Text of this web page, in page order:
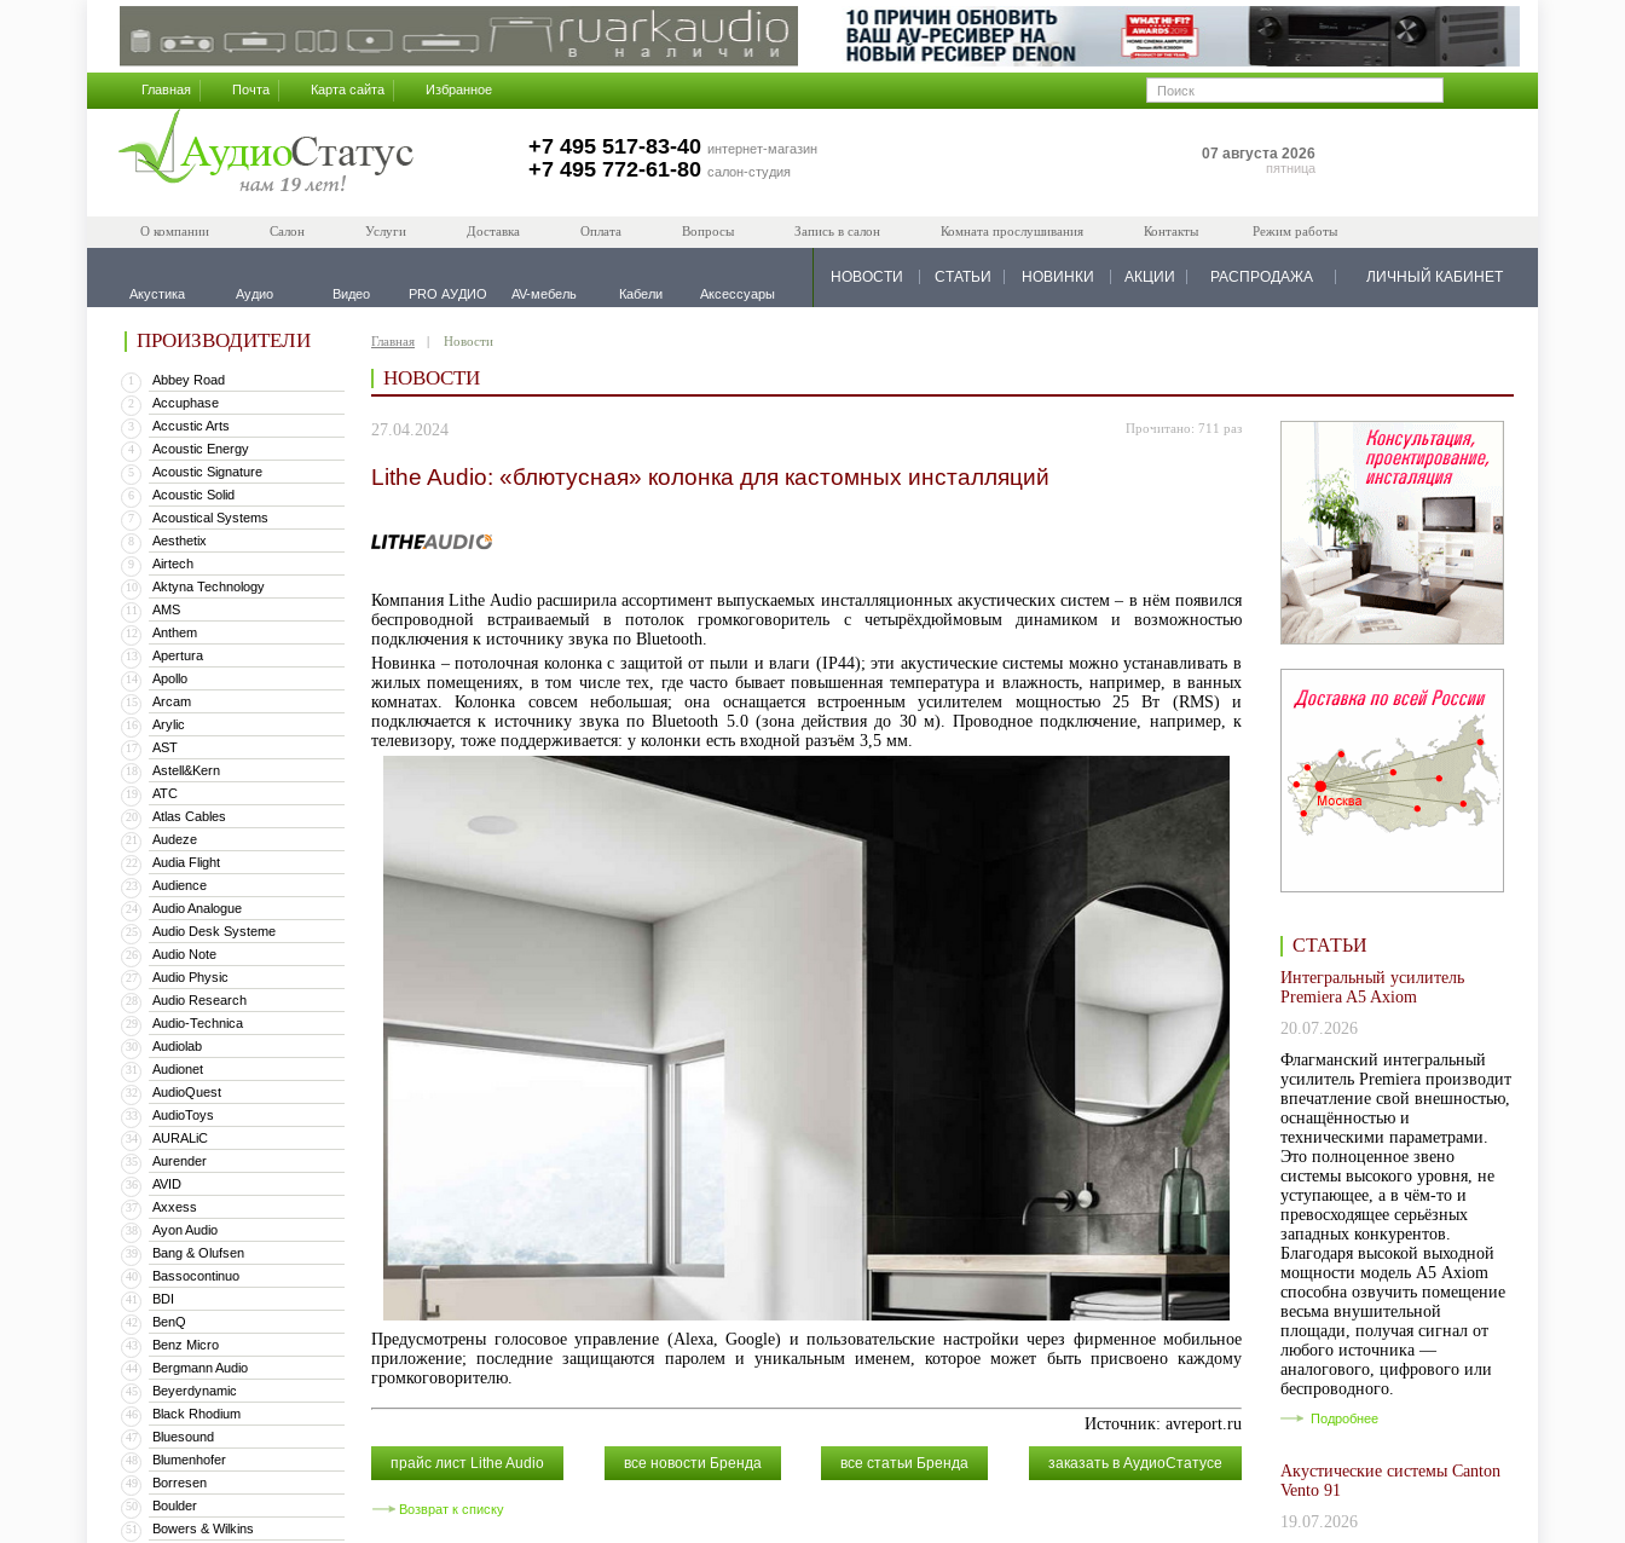
Главная Почта Карта сайта Избранное
+7 495 517-83-40 интернет-магазин
+7 495 772-61-80 салон-студия
07 августа 2026
пятница
О компании Салон Услуги Доставка Оплата Вопросы Запись в салон Комната прослушивания Контакты Режим работы
Акустика Аудио Видео PRO АУДИО AV-мебель Кабели Аксессуары
НОВОСТИ СТАТЬИ НОВИНКИ АКЦИИ РАСПРОДАЖА ЛИЧНЫЙ КАБИНЕТ
ПРОИЗВОДИТЕЛИ
1 Abbey Road
2 Accuphase
3 Accustic Arts
4 Acoustic Energy
5 Acoustic Signature
6 Acoustic Solid
7 Acoustical Systems
8 Aesthetix
9 Airtech
10 Aktyna Technology
11 AMS
12 Anthem
13 Apertura
14 Apollo
15 Arcam
16 Arylic
17 AST
18 Astell&Kern
19 ATC
20 Atlas Cables
21 Audeze
22 Audia Flight
23 Audience
24 Audio Analogue
25 Audio Desk Systeme
26 Audio Note
27 Audio Physic
28 Audio Research
29 Audio-Technica
30 Audiolab
31 Audionet
32 AudioQuest
33 AudioToys
34 AURALiC
35 Aurender
36 AVID
37 Axxess
38 Ayon Audio
39 Bang & Olufsen
40 Bassocontinuo
41 BDI
42 BenQ
43 Benz Micro
44 Bergmann Audio
45 Beyerdynamic
46 Black Rhodium
47 Bluesound
48 Blumenhofer
49 Borresen
50 Boulder
51 Bowers & Wilkins
Главная Новости
НОВОСТИ
СТАТЬИ
Интегральный усилитель
Premiera A5 Axiom
20.07.2026
Флагманский интегральный
усилитель Premiera производит
впечатление свой внешностью,
оснащённостью и
техническими параметрами.
Это полноценное звено
системы высокого уровня, не
уступающее, а в чём-то и
превосходящее серьёзных
западных конкурентов.
Благодаря высокой выходной
мощности модель А5 Axiom
способна озвучить помещение
весьма внушительной
площади, получая сигнал от
любого источника —
аналогового, цифрового или
беспроводного.
Подробнее
Акустические системы Canton
Vento 91
19.07.2026
27.04.2024 Прочитано: 711 раз
Lithe Audio: «блютусная» колонка для кастомных инсталляций
Компания Lithe Audio расширила ассортимент выпускаемых инсталляционных акустических систем – в нём появился
беспроводной встраиваемый в потолок громкоговоритель с четырёхдюймовым динамиком и возможностью
подключения к источнику звука по Bluetooth.
Новинка – потолочная колонка с защитой от пыли и влаги (IP44); эти акустические системы можно устанавливать в
жилых помещениях, в том числе тех, где часто бывает повышенная температура и влажность, например, в ванных
комнатах. Колонка совсем небольшая; она оснащается встроенным усилителем мощностью 25 Вт (RMS) и
подключается к источнику звука по Bluetooth 5.0 (зона действия до 30 м). Проводное подключение, например, к
телевизору, тоже поддерживается: у колонки есть входной разъём 3,5 мм.
Предусмотрены голосовое управление (Alexa, Google) и пользовательские настройки через фирменное мобильное
приложение; последние защищаются паролем и уникальным именем, которое может быть присвоено каждому
громкоговорителю.
Источник: avreport.ru
прайс лист Lithe Audio все новости Бренда все статьи Бренда заказать в АудиоСтатусе
Возврат к списку